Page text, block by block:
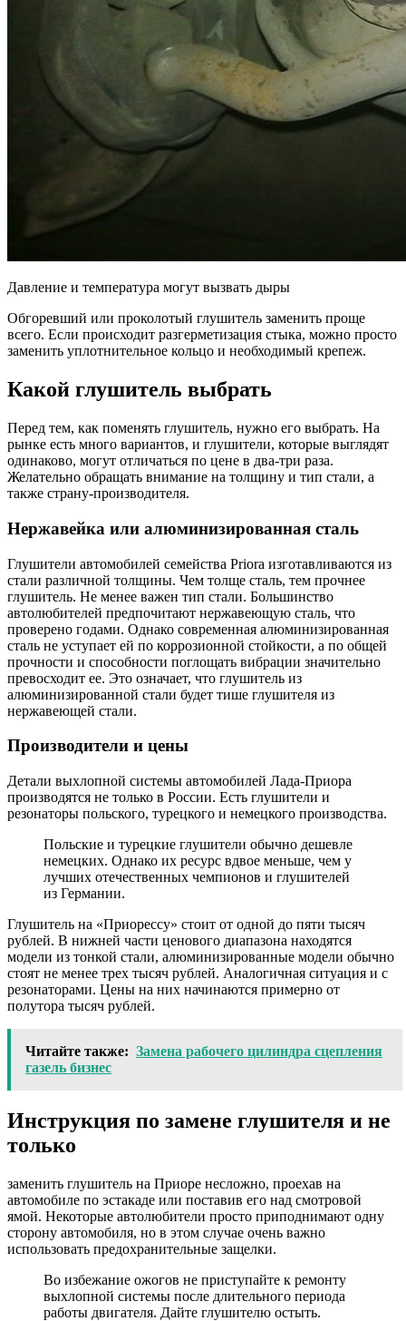
Давление и температура могут вызвать дыры
Обгоревший или проколотый глушитель заменить проще
всего. Если происходит разгерметизация стыка, можно просто
заменить уплотнительное кольцо и необходимый крепеж.
Какой глушитель выбрать
Перед тем, как поменять глушитель, нужно его выбрать. На
рынке есть много вариантов, и глушители, которые выглядят
одинаково, могут отличаться по цене в два-три раза.
Желательно обращать внимание на толщину и тип стали, а
также страну-производителя.
Нержавейка или алюминизированная сталь
Глушители автомобилей семейства Priora изготавливаются из
стали различной толщины. Чем толще сталь, тем прочнее
глушитель. Не менее важен тип стали. Большинство
автолюбителей предпочитают нержавеющую сталь, что
проверено годами. Однако современная алюминизированная
сталь не уступает ей по коррозионной стойкости, а по общей
прочности и способности поглощать вибрации значительно
превосходит ее. Это означает, что глушитель из
алюминизированной стали будет тише глушителя из
нержавеющей стали.
Производители и цены
Детали выхлопной системы автомобилей Лада-Приора
производятся не только в России. Есть глушители и
резонаторы польского, турецкого и немецкого производства.
Польские и турецкие глушители обычно дешевле
немецких. Однако их ресурс вдвое меньше, чем у
лучших отечественных чемпионов и глушителей
из Германии.
Глушитель на «Приорессу» стоит от одной до пяти тысяч
рублей. В нижней части ценового диапазона находятся
модели из тонкой стали, алюминизированные модели обычно
стоят не менее трех тысяч рублей. Аналогичная ситуация и с
резонаторами. Цены на них начинаются примерно от
полутора тысяч рублей.
Читайте также: Замена рабочего цилиндра сцепления
газель бизнес
Инструкция по замене глушителя и не
только
заменить глушитель на Приоре несложно, проехав на
автомобиле по эстакаде или поставив его над смотровой
ямой. Некоторые автолюбители просто приподнимают одну
сторону автомобиля, но в этом случае очень важно
использовать предохранительные защелки.
Во избежание ожогов не приступайте к ремонту
выхлопной системы после длительного периода
работы двигателя. Дайте глушителю остыть.